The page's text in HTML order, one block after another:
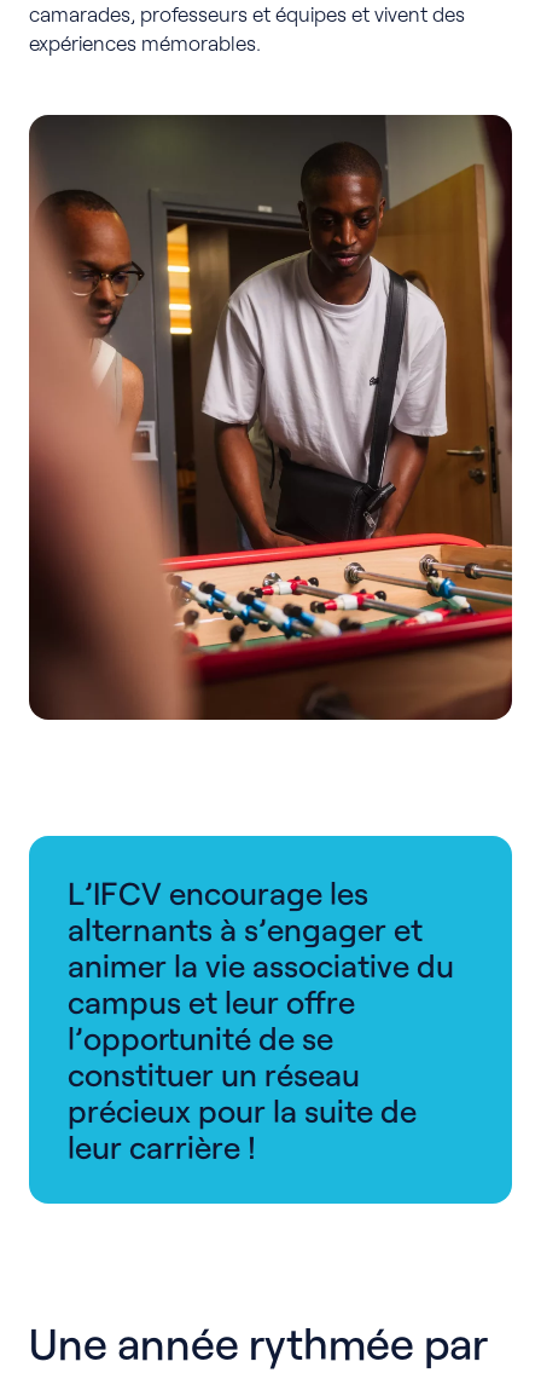
camarades, professeurs et équipes et vivent des
expériences mémorables.
L’IFCV encourage les
alternants à s’engager et
animer la vie associative du
campus et leur offre
l’opportunité de se
constituer un réseau
précieux pour la suite de
leur carrière !
Une année rythmée par